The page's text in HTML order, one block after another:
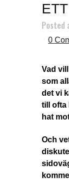
Posted
0
Vad
som
det vi
till ofta
hat
Och